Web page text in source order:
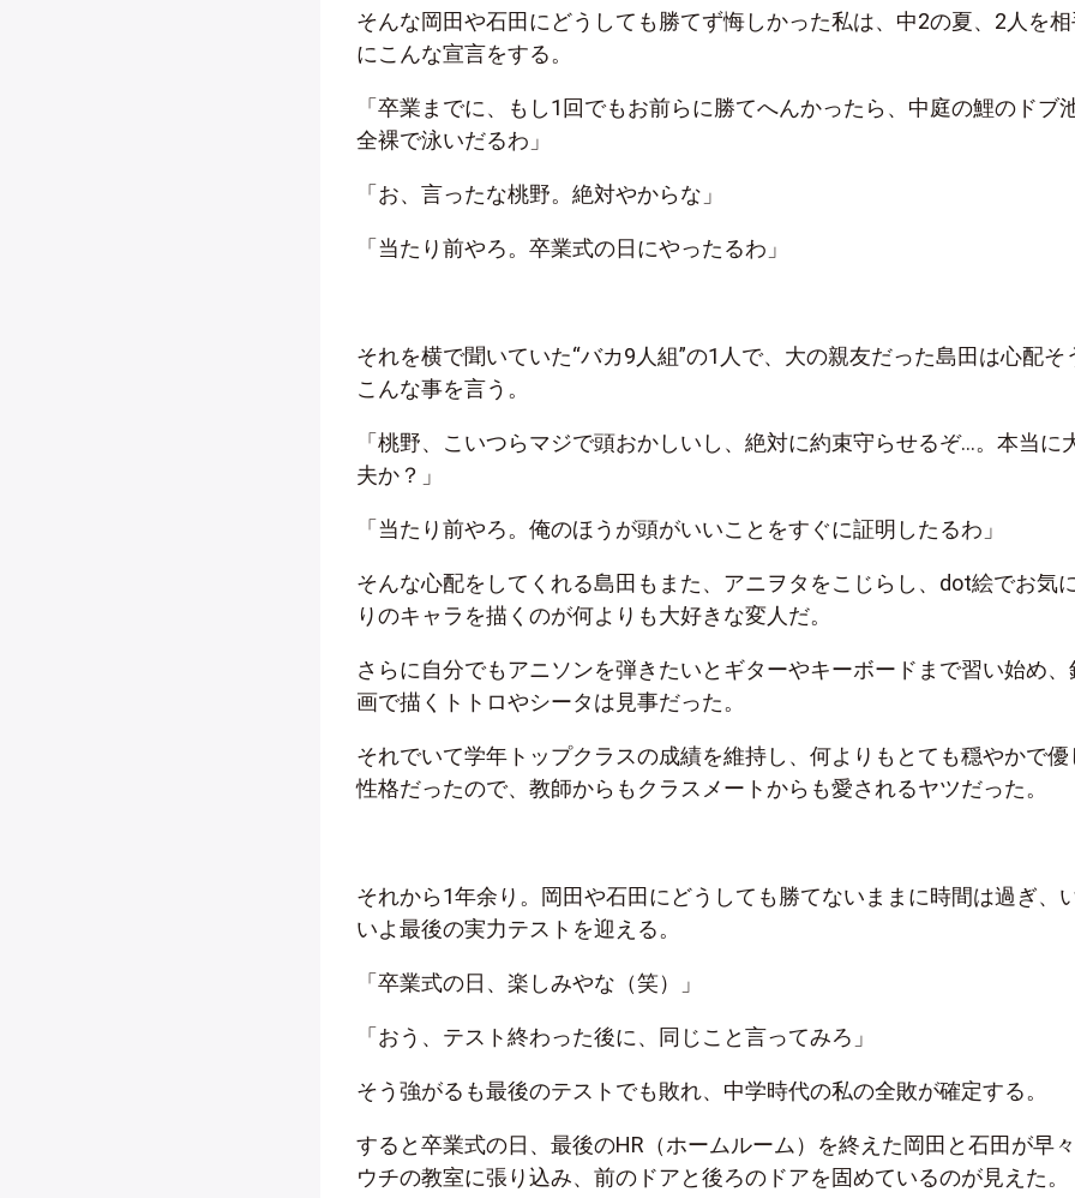
そんな岡田や石田にどうしても勝てず悔しかった私は、中2の夏、2人を
にこんな宣言をする。
「卒業までに、もし1回でもお前らに勝てへんかったら、中庭の鯉のドブ
全裸で泳いだるわ」
「お、言ったな桃野。絶対やからな」
「当たり前やろ。卒業式の日にやったるわ」
それを横で聞いていた“バカ9人組”の1人で、大の親友だった島田は心配そ
こんな事を言う。
「桃野、こいつらマジで頭おかしいし、絶対に約束守らせるぞ…。本当に
夫か？」
「当たり前やろ。俺のほうが頭がいいことをすぐに証明したるわ」
そんな心配をしてくれる島田もまた、アニヲタをこじらし、dot絵でお気
りのキャラを描くのが何よりも大好きな変人だ。
さらに自分でもアニソンを弾きたいとギターやキーボードまで習い始め、
画で描くトトロやシータは見事だった。
それでいて学年トップクラスの成績を維持し、何よりもとても穏やかで優
性格だったので、教師からもクラスメートからも愛されるヤツだった。
それから1年余り。岡田や石田にどうしても勝てないままに時間は過ぎ、
いよ最後の実力テストを迎える。
「卒業式の日、楽しみやな（笑）」
「おう、テスト終わった後に、同じこと言ってみろ」
そう強がるも最後のテストでも敗れ、中学時代の私の全敗が確定する。
すると卒業式の日、最後のHR（ホームルーム）を終えた岡田と石田が早
ウチの教室に張り込み、前のドアと後ろのドアを固めているのが見えた。